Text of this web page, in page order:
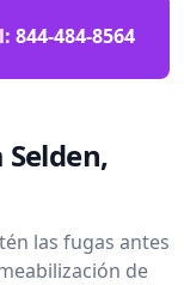
844-484-8564
las fugas antes
de